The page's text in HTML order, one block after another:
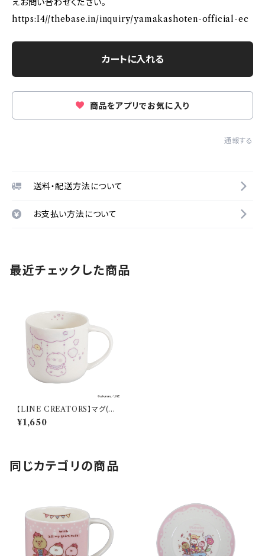
えお問い合わせください。
https:I4//thebase.in/inquiry/yamakashoten-official-ec
カートに入れる
商品をアプリでお気に入り
通報する
送料・配送方法について
お支払い方法について
最近チェックした商品
【LINE CREATORS】マグ(ち
びちびうさまる)【ちびちびうさ
まる そらのたび】
¥1,650
同じカテゴリの商品